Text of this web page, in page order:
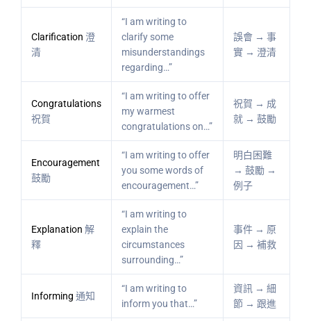
Clarification 澄
清
“I am writing to
clarify some
misunderstandings
regarding…”
誤會 → 事
實 → 澄清
Congratulations
祝賀
“I am writing to offer
my warmest
congratulations on…”
祝賀 → 成
就 → 鼓勵
Encouragement
鼓勵
“I am writing to offer
you some words of
encouragement…”
明白困難
→ 鼓勵 →
例子
Explanation 解
釋
“I am writing to
explain the
circumstances
surrounding…”
事件 → 原
因 → 補救
Informing 通知
“I am writing to
inform you that…”
資訊 → 細
節 → 跟進